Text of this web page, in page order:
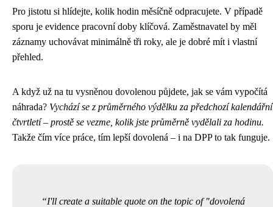
Pro jistotu si hlídejte, kolik hodin měsíčně odpracujete. V případě
sporu je evidence pracovní doby klíčová. Zaměstnavatel by měl
záznamy uchovávat minimálně tři roky, ale je dobré mít i vlastní
přehled.
A když už na tu vysněnou dovolenou půjdete, jak se vám vypočítá
náhrada? Vychází se z průměrného výdělku za předchozí kalendářní
čtvrtletí – prostě se vezme, kolik jste průměrně vydělali za hodinu.
Takže čím více práce, tím lepší dovolená – i na DPP to tak funguje.
I'll create a suitable quote on the topic of "dovolená